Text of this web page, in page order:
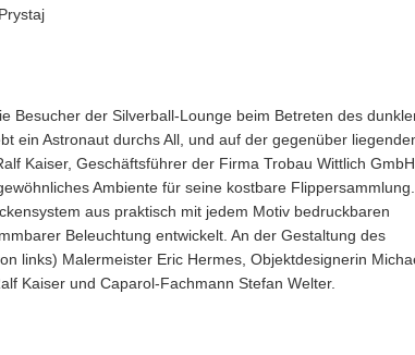
Besucher der Silverball-Lounge beim Betreten des
ein Astronaut durchs All, und auf der gegenüber
Kaiser, Geschäftsführer der Firma Trobau Wittlich
Ambiente für seine kostbare Flippersammlung.
aus praktisch mit jedem Motiv bedruckbaren
Beleuchtung entwickelt. An der Gestaltung des
links) Malermeister Eric Hermes, Objektdesignerin
Kaiser und Caparol-Fachmann Stefan Welter.